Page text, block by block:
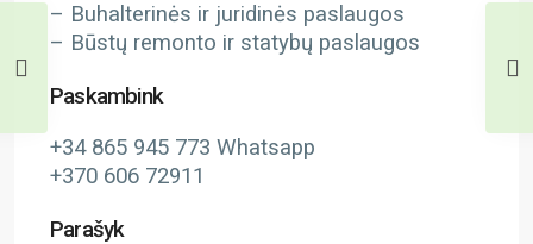
– Buhalterinės ir juridinės paslaugos
– Būstų remonto ir statybų paslaugos
Paskambink
+34 865 945 773 Whatsapp
+370 606 72911
Parašyk